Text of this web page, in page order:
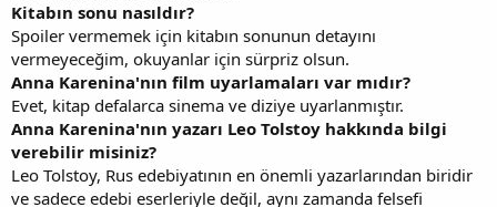
Kitabın sonu nasıldır?
Spoiler vermemek için kitabın sonunun detayını
vermeyeceğim, okuyanlar için sürpriz olsun.
Anna Karenina'nın film uyarlamaları var mıdır?
Evet, kitap defalarca sinema ve diziye uyarlanmıştır.
Anna Karenina'nın yazarı Leo Tolstoy hakkında bilgi
verebilir misiniz?
Leo Tolstoy, Rus edebiyatının en önemli yazarlarından biridir
ve sadece edebi eserleriyle değil, aynı zamanda felsefi